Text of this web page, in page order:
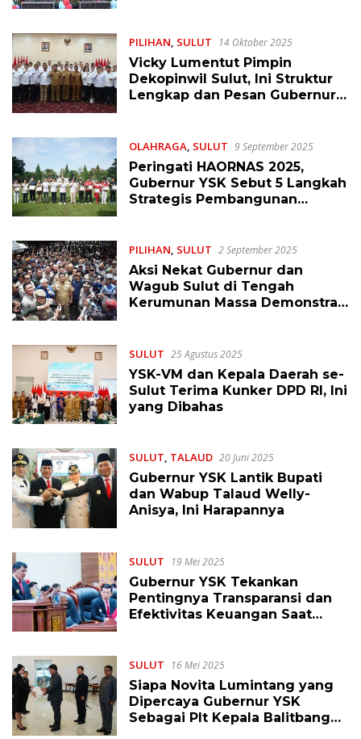
PILIHAN, SULUT 14 Oktober 2025
Vicky Lumentut Pimpin
Dekopinwil Sulut, Ini Struktur
Lengkap dan Pesan Gubernur
OLAHRAGA, SULUT 9 September 2025
Peringati HAORNAS 2025,
Gubernur YSK Sebut 5 Langkah
Strategis Pembangunan
PILIHAN, SULUT 2 September 2025
Aksi Nekat Gubernur dan
Wagub Sulut di Tengah
Kerumunan Massa Demonstran
SULUT 25 Agustus 2025
YSK-VM dan Kepala Daerah se-
Sulut Terima Kunker DPD RI, Ini
yang Dibahas
SULUT, TALAUD 20 Juni 2025
Gubernur YSK Lantik Bupati
dan Wabup Talaud Welly-
Anisya, Ini Harapannya
SULUT 19 Mei 2025
Gubernur YSK Tekankan
Pentingnya Transparansi dan
Efektivitas Keuangan Saat
SULUT 16 Mei 2025
Siapa Novita Lumintang yang
Dipercaya Gubernur YSK
Sebagai Plt Kepala Balitbangda